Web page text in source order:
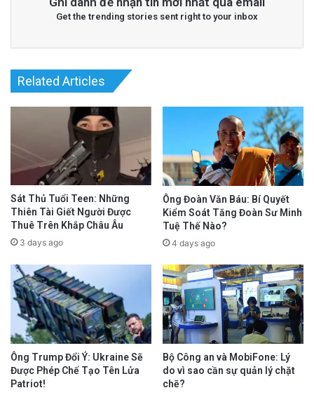
Get the trending stories sent right to your inbox
Related Articles
Sát Thủ Tuổi Teen: Những
Thiên Tài Giết Người Được
Thuê Trên Khắp Châu Âu
3 days ago
Ông Đoàn Văn Báu: Bí Quyết
Kiểm Soát Tăng Đoàn Sư Minh
Tuệ Thế Nào?
4 days ago
Ông Trump Đổi Ý: Ukraine Sẽ
Được Phép Chế Tạo Tên Lửa
Patriot!
Bộ Công an và MobiFone: Lý
do vì sao cần sự quản lý chặt
chẽ?